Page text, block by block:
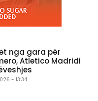
nga gara për
Atletico Madridi
- 13:34